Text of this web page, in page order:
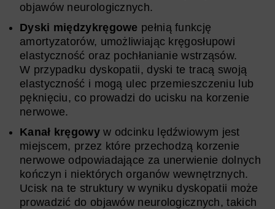
objawów neurologicznych.
Dyski międzykręgowe pełnią funkcję
amortyzatorów, umożliwiając kręgosłupowi
elastyczność oraz pochłanianie wstrząsów.
W przypadku dyskopatii, dyski te tracą swoją
elastyczność i mogą ulec przemieszczeniu lub
pęknięciu, co prowadzi do ucisku na korzenie
nerwowe.
Kanał kręgowyw odcinku lędźwiowym jest
miejscem, przez które przechodzą korzenie
nerwowe odpowiadające za unerwienie dolnych
kończyn i niektórych organów wewnętrznych.
Ucisk na te struktury w wyniku dyskopatii może
prowadzić do objawów neurologicznych, takich